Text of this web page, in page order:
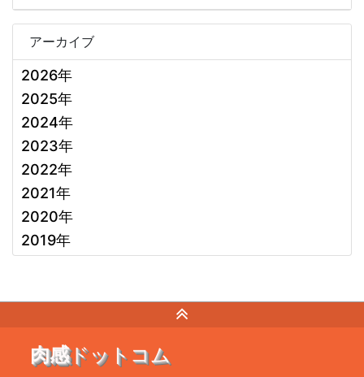
アーカイブ
2026年
2025年
2024年
2023年
2022年
2021年
2020年
2019年
肉感ドットコム